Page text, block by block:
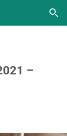
–